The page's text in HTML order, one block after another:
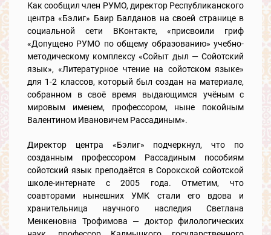
Как сообщил член РУМО, директор Республиканского
центра «Бэлиг» Баир Балданов на своей странице в
социальной сети ВКонтакте, «присвоили гриф
«Допущено РУМО по общему образованию» учебно-
методическому комплексу «Сойыт дыл — Сойотский
язык», «Литературное чтение на сойотском языке»
для 1-2 классов, который был создан на материале,
собранном в своё время выдающимся учёным с
мировым именем, профессором, ныне покойным
Валентином Ивановичем Рассадиным».
Директор центра «Бэлиг» подчеркнул, что по
созданным профессором Рассадиным пособиям
сойотский язык преподаётся в Сорокской сойотской
школе-интернате с 2005 года. Отметим, что
соавторами нынешних УМК стали его вдова и
хранительница научного наследия Светлана
Менкеновна Трофимова — доктор филологических